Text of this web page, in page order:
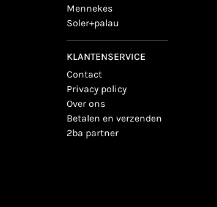
mennekes
soler+palau
KLANTENSERVICE
contact
privacy policy
over ons
betalen en verzenden
2ba partner